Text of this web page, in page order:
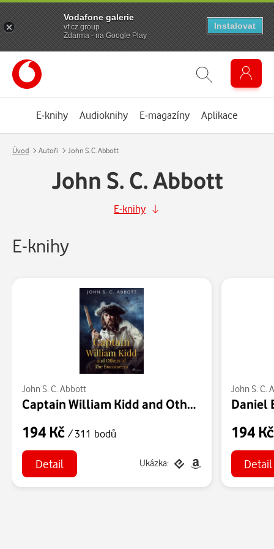
E-knihy Audioknihy E-magazíny Aplikace
Úvod Autoři John S. C. Abbott
John S. C. Abbott
E-knihy
E-knihy
John S. C. Abbott
Captain William Kidd and Others of The Buccaneers
194 Kč / 311 bodů
Detail Ukázka:
John S. C.
194
Detail
Vodafone galerie
vf.cz.group
Zdarma - na Google Play
Instalovat